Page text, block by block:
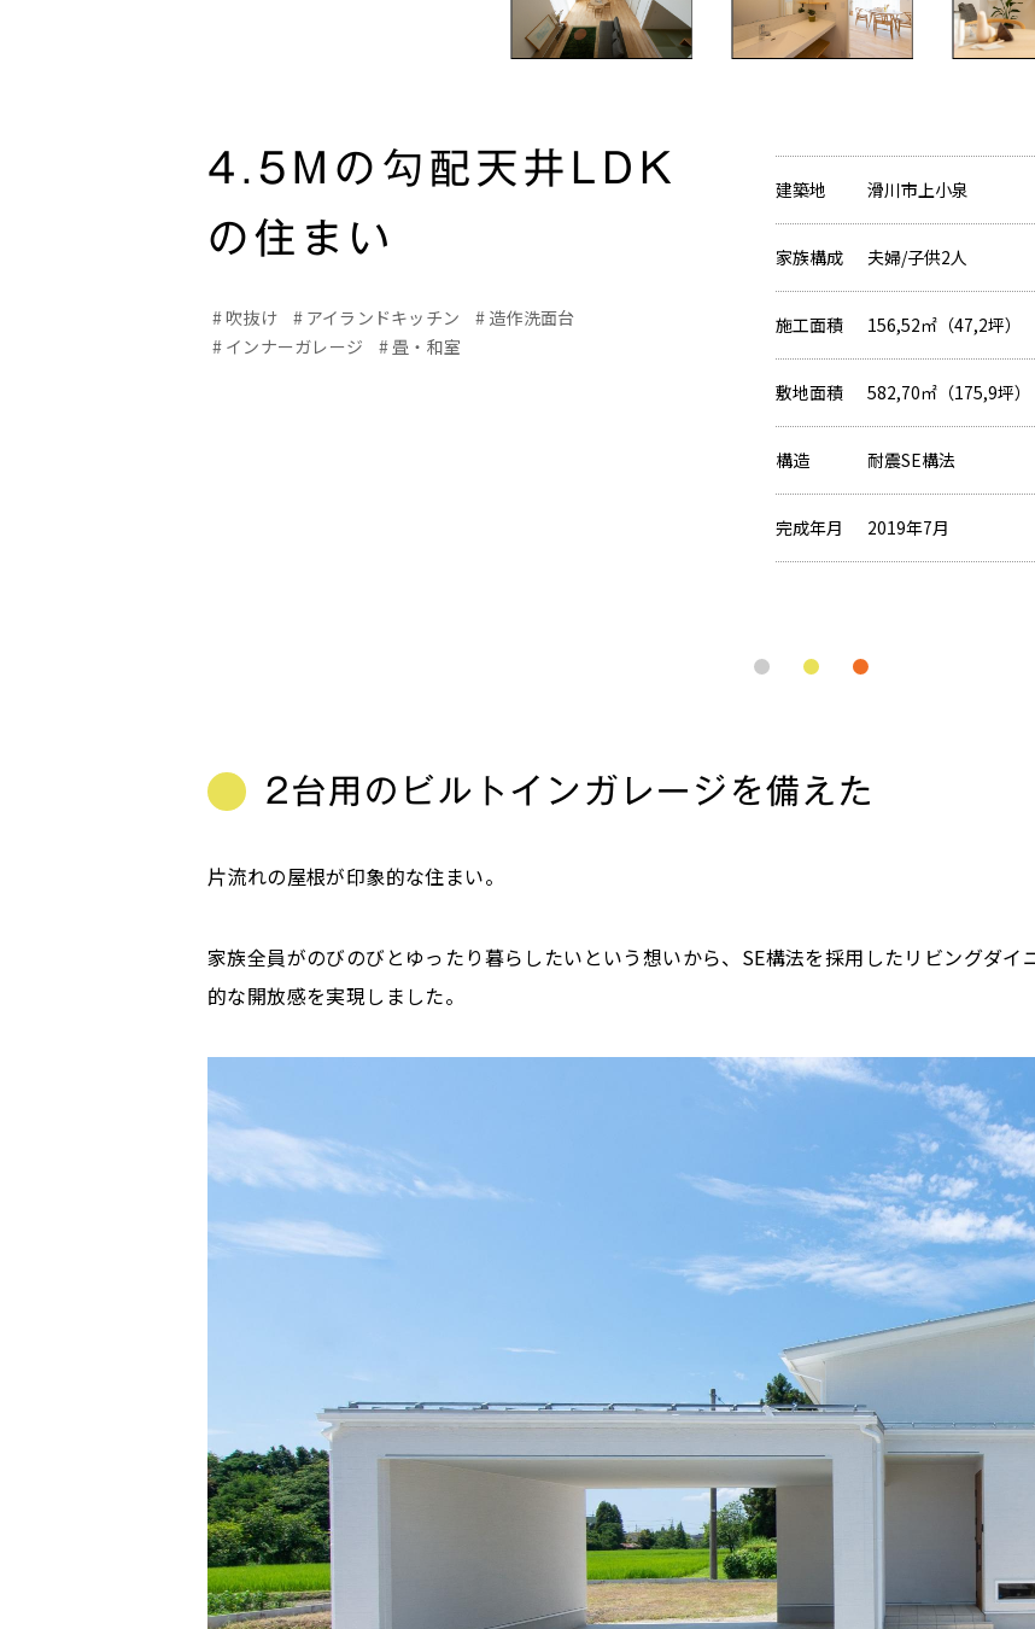
4.5Mの勾配天井LDK
の住まい
吹抜け アイランドキッチン
造作洗面台
インナーガレージ
畳・和室
建築地 滑川市上小泉
家族構成 夫婦/子供2人
施工面積 156,52㎡（47,2坪）
敷地面積 582,70㎡（175,9坪）
構造 耐震SE構法
完成年月 2019年7月
2台用のビルトインガレージを備えた
片流れの屋根が印象的な住まい。
家族全員がのびのびとゆったり暮らしたいという想いから、SE構法を採用したリビングダ
的な開放感を実現しました。